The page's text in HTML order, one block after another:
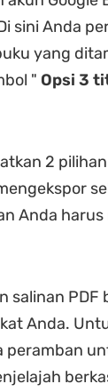
sini Anda
yang
" Opsi 3
2
Anda harus
salinan
Anda.
peramban